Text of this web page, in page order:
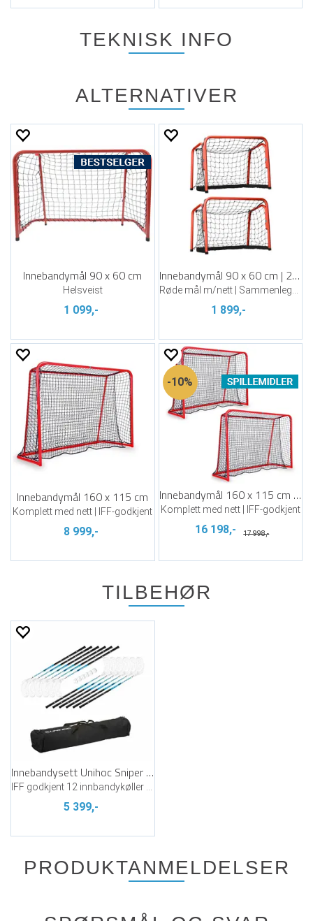
TEKNISK INFO
ALTERNATIVER
Innebandymål 90 x 60 cm
Helsveist
1 099,-
Innebandymål 90 x 60 cm | 2 stk
1 899,-
Innebandymål 160 x 115 cm
Komplett med nett | IFF-godkjent
8 999,-
10%
Innebandymål 160 x 115 cm | 2 stk
Komplett med nett | IFF-godkjent
16 198,- 17 998,-
TILBEHØR
Innebandysett Unihoc Sniper 96cm
5 399,-
PRODUKTANMELDELSER